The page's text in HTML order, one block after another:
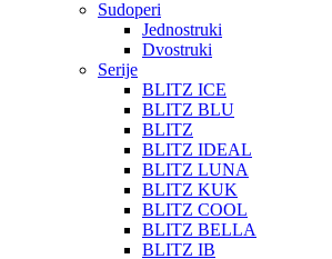
Sudoperi
Jednostruki
Dvostruki
Serije
BLITZ ICE
BLITZ BLU
BLITZ
BLITZ IDEAL
BLITZ LUNA
BLITZ KUK
BLITZ COOL
BLITZ BELLA
BLITZ IB